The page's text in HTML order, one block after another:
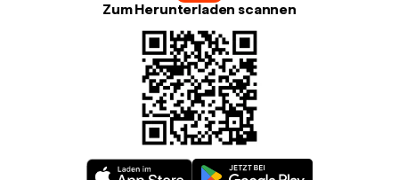
Zum Herunterladen scannen